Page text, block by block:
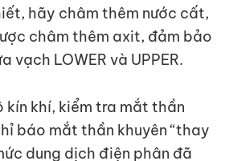
hãy châm thêm nước cất,
châm thêm axit, đảm bảo
vạch LOWER và UPPER.
kín khí, kiểm tra mắt thần
báo mắt thần khuyên “thay
dung dịch điện phân đã